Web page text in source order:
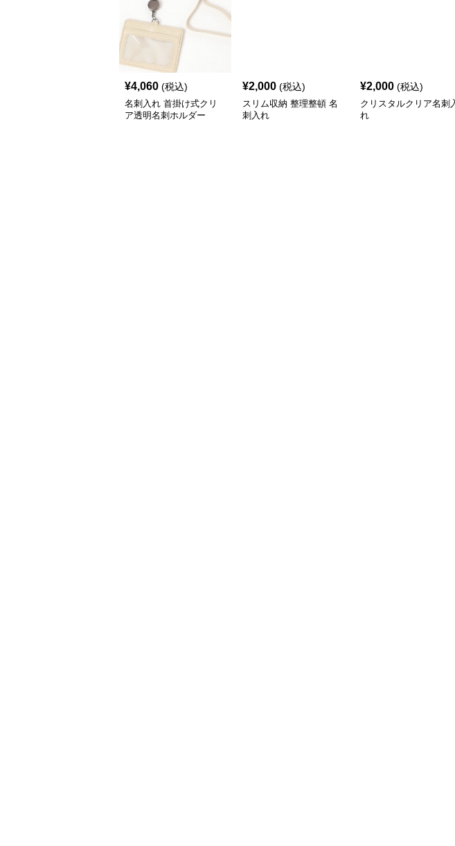
4,060 (税込)
名刺入れ 首掛け式クリ
ア透明名刺ホルダー
スリム収納 整理整頓 名
刺入れ
クリスタルクリア名刺入
れ